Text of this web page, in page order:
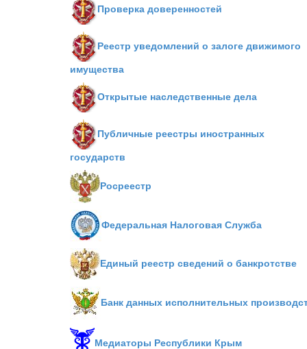
Проверка доверенностей
Реестр уведомлений о залоге движимого
имущества
Открытые наследственные дела
Публичные реестры иностранных
государств
Росреестр
Федеральная Налоговая Служба
Единый реестр сведений о банкротстве
Банк данных исполнительных
Медиаторы Республики Крым